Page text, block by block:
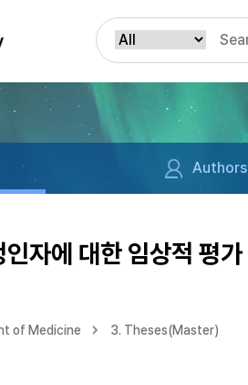
Authors
자에 대한 임상적 평가
of Medicine 3. Theses(Master)